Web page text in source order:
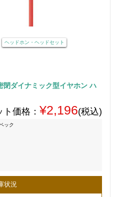
ヘッドホン・ヘッドセット
ダイナミック型イヤホン ハ
ト価格： ¥2,196(税込)
ック
状況